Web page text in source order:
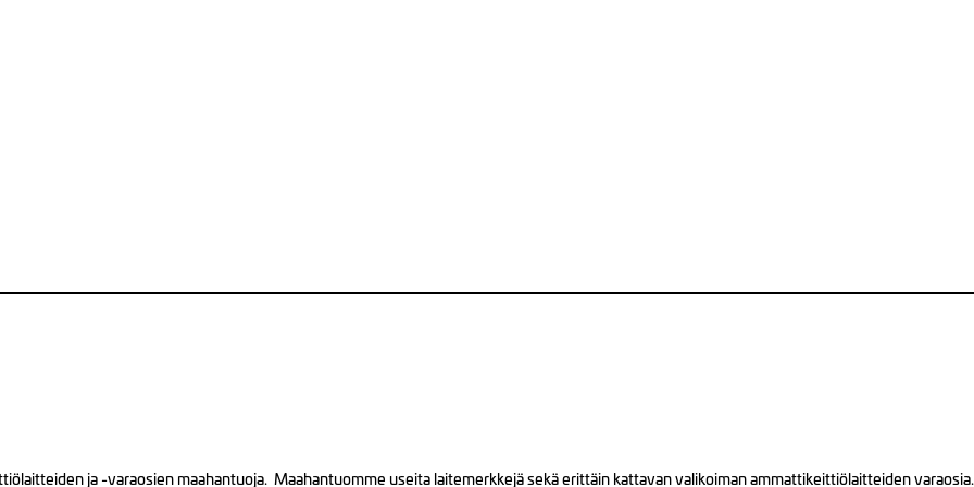
ja -varaosien maahantuoja. Maahantuomme useita laitemerkkejä sekä erittäin kattavan valikoiman ammattikeittiölaitteiden varaosia.